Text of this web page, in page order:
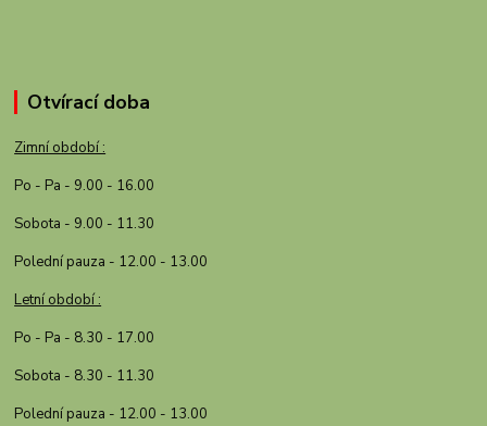
Otvírací doba
Zimní období :
Po - Pa - 9.00 - 16.00
Sobota - 9.00 - 11.30
Polední pauza - 12.00 - 13.00
Letní období :
Po - Pa - 8.30 - 17.00
Sobota - 8.30 - 11.30
Polední pauza - 12.00 - 13.00